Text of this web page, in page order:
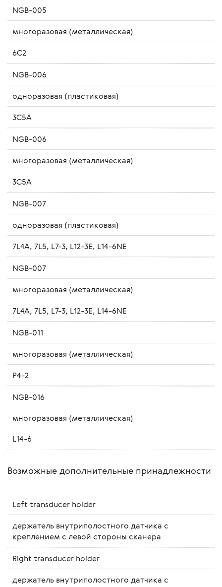
NGB-005
многоразовая (металлическая)
6C2
NGB-006
одноразовая (пластиковая)
3C5A
NGB-006
многоразовая (металлическая)
3C5A
NGB-007
одноразовая (пластиковая)
7L4A, 7L5, L7-3, L12-3Е, L14-6NE
NGB-007
многоразовая (металлическая)
7L4A, 7L5, L7-3, L12-3Е, L14-6NE
NGB-011
многоразовая (металлическая)
P4-2
NGB-016
многоразовая (металлическая)
L14-6
Возможные дополнительные принадлежности
Left transducer holder
держатель внутриполостного датчика с
креплением с левой стороны сканера
Right transducer holder
держатель внутриполостного датчика с